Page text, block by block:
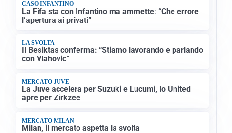
CASO INFANTINO
La Fifa sta con Infantino ma ammette: “Che errore
l’apertura ai privati”
LA SVOLTA
Il Besiktas conferma: “Stiamo lavorando e parlando
con Vlahovic”
MERCATO JUVE
La Juve accelera per Suzuki e Lucumi, lo United
apre per Zirkzee
MERCATO MILAN
Milan, il mercato aspetta la svolta